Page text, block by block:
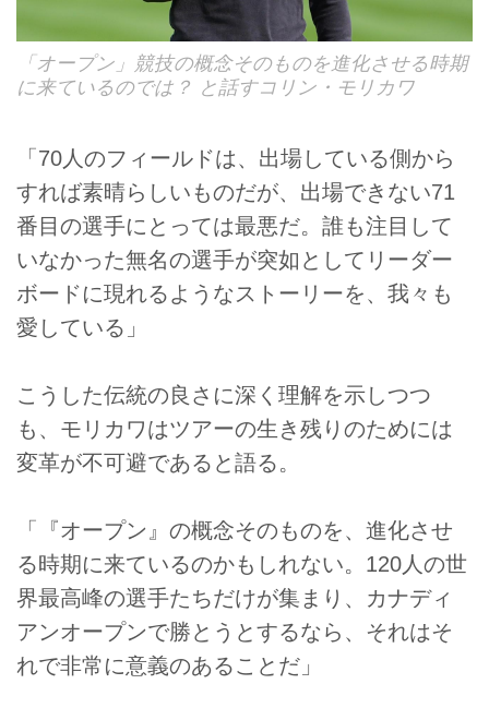
「オープン」競技の概念そのものを進化させる時期
に来ているのでは？ と話すコリン・モリカワ
「70人のフィールドは、出場している側から
すれば素晴らしいものだが、出場できない71
番目の選手にとっては最悪だ。誰も注目して
いなかった無名の選手が突如としてリーダー
ボードに現れるようなストーリーを、我々も
愛している」
こうした伝統の良さに深く理解を示しつつ
も、モリカワはツアーの生き残りのためには
変革が不可避であると語る。
「『オープン』の概念そのものを、進化させ
る時期に来ているのかもしれない。120人の世
界最高峰の選手たちだけが集まり、カナディ
アンオープンで勝とうとするなら、それはそ
れで非常に意義のあることだ」